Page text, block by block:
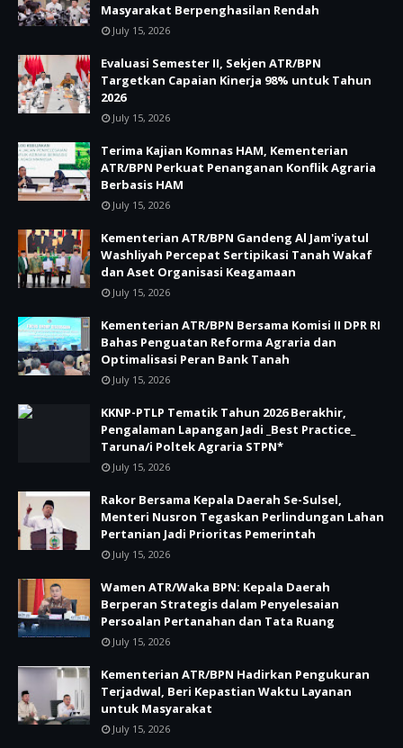
Masyarakat Berpenghasilan Rendah
July 15, 2026
Evaluasi Semester II, Sekjen ATR/BPN
Targetkan Capaian Kinerja 98% untuk Tahun
2026
July 15, 2026
Terima Kajian Komnas HAM, Kementerian
ATR/BPN Perkuat Penanganan Konflik Agraria
Berbasis HAM
July 15, 2026
Kementerian ATR/BPN Gandeng Al Jam'iyatul
Washliyah Percepat Sertipikasi Tanah Wakaf
dan Aset Organisasi Keagamaan
July 15, 2026
Kementerian ATR/BPN Bersama Komisi II DPR RI
Bahas Penguatan Reforma Agraria dan
Optimalisasi Peran Bank Tanah
July 15, 2026
KKNP-PTLP Tematik Tahun 2026 Berakhir,
Pengalaman Lapangan Jadi _Best Practice_
Taruna/i Poltek Agraria STPN*
July 15, 2026
Rakor Bersama Kepala Daerah Se-Sulsel,
Menteri Nusron Tegaskan Perlindungan Lahan
Pertanian Jadi Prioritas Pemerintah
July 15, 2026
Wamen ATR/Waka BPN: Kepala Daerah
Berperan Strategis dalam Penyelesaian
Persoalan Pertanahan dan Tata Ruang
July 15, 2026
Kementerian ATR/BPN Hadirkan Pengukuran
Terjadwal, Beri Kepastian Waktu Layanan
untuk Masyarakat
July 15, 2026